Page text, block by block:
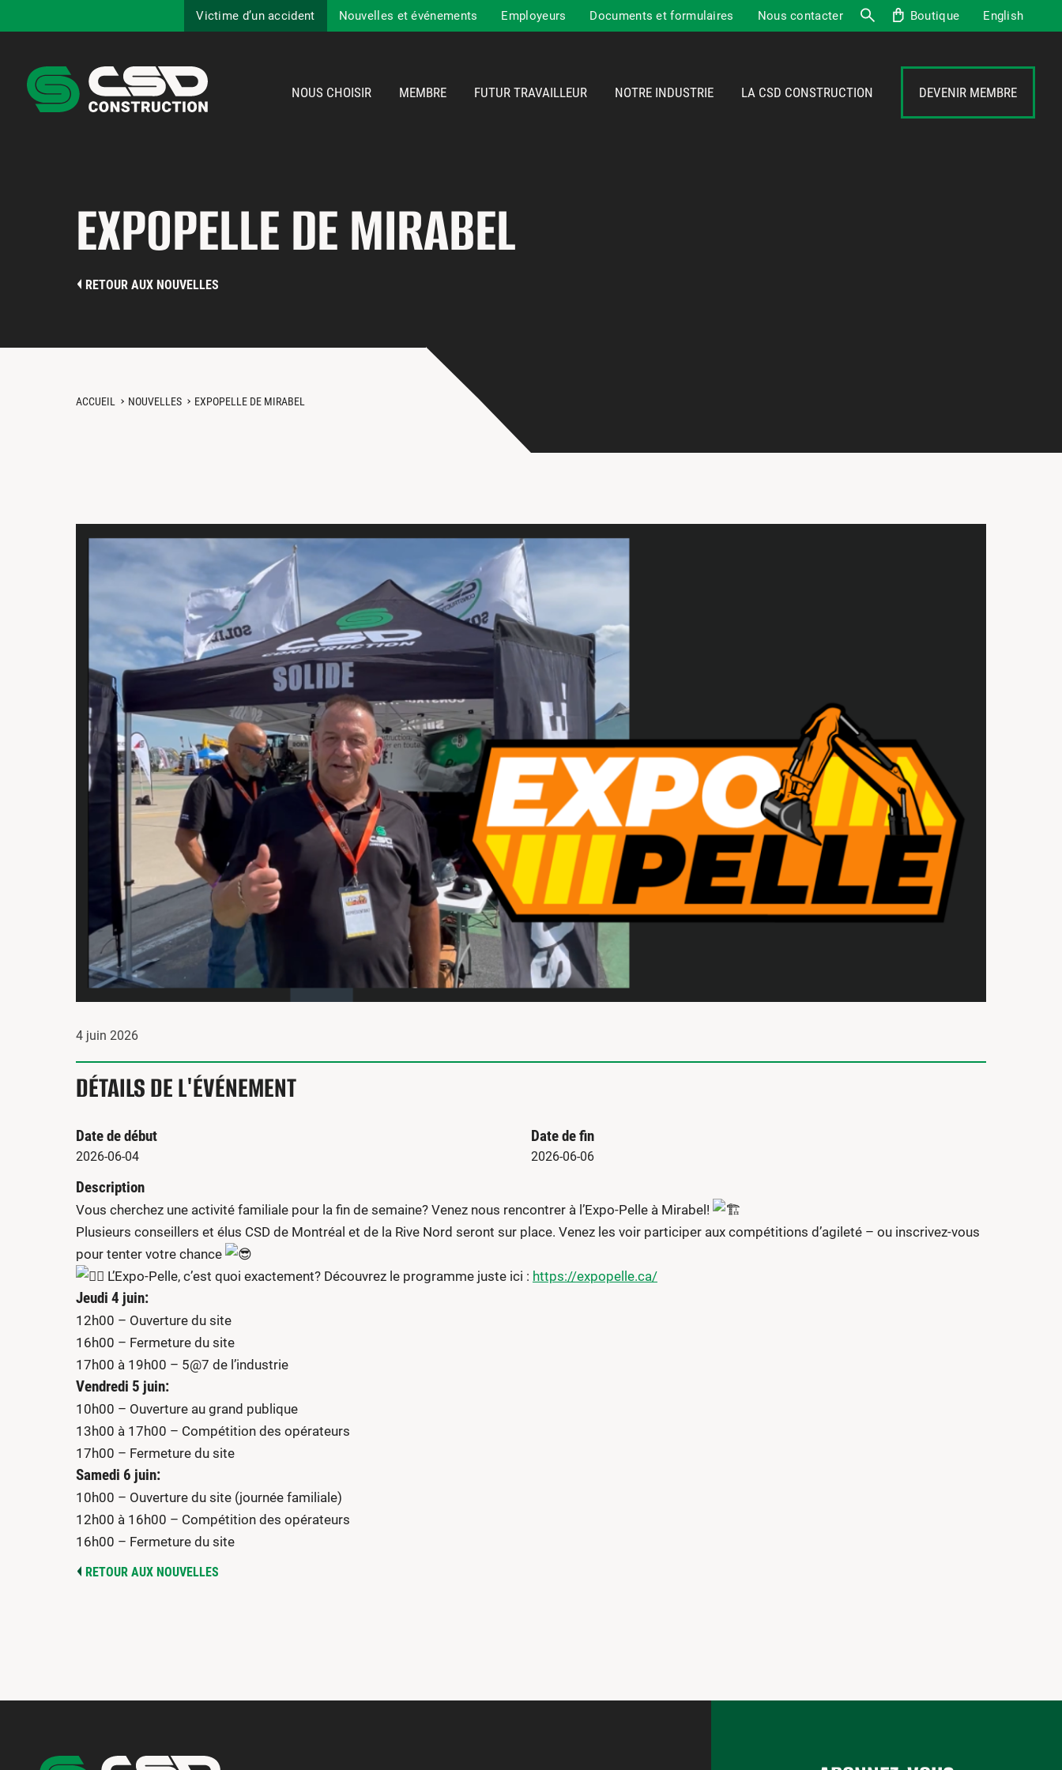
Victime d’un accident Nouvelles et événements Employeurs Documents et formulaires Nous contacter Boutique English
NOUS CHOISIR MEMBRE FUTUR TRAVAILLEUR NOTRE INDUSTRIE LA CSD CONSTRUCTION DEVENIR MEMBRE
EXPOPELLE DE MIRABEL
RETOUR AUX NOUVELLES
ACCUEIL NOUVELLES EXPOPELLE DE MIRABEL
4 juin 2026
DÉTAILS DE L'ÉVÉNEMENT
Date de début
2026-06-04
Date de fin
2026-06-06
Description
Vous cherchez une activité familiale pour la fin de semaine? Venez nous rencontrer à l’Expo-Pelle à Mirabel!
Plusieurs conseillers et élus CSD de Montréal et de la Rive Nord seront sur place. Venez les voir participer aux compétitions d’agileté – ou inscrivez-vous
pour tenter votre chance
L’Expo-Pelle, c’est quoi exactement? Découvrez le programme juste ici : https://expopelle.ca/
Jeudi 4 juin:
12h00 – Ouverture du site
16h00 – Fermeture du site
17h00 à 19h00 – 5@7 de l’industrie
Vendredi 5 juin:
10h00 – Ouverture au grand publique
13h00 à 17h00 – Compétition des opérateurs
17h00 – Fermeture du site
Samedi 6 juin:
10h00 – Ouverture du site (journée familiale)
12h00 à 16h00 – Compétition des opérateurs
16h00 – Fermeture du site
RETOUR AUX NOUVELLES